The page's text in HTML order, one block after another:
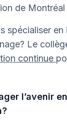
de Montréal
spécialiser
Le
continue
l’avenir